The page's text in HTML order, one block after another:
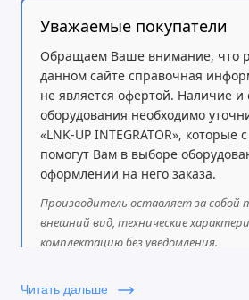
Уважаемые покупатели
Обращаем Ваше внимание, что
данном сайте справочная
не является офертой. Наличие и
оборудования необходимо
«LNK-UP INTEGRATOR», которые
помогут Вам в выборе
оформлении на него заказа.
Производитель оставляет за собой
внешний вид, технические
комплектацию без уведомления.
Читать дальше